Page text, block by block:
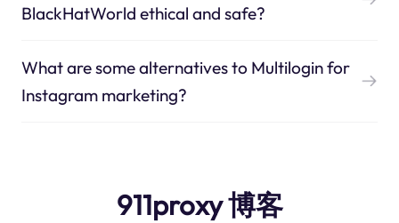
BlackHatWorld ethical and safe?
What are some alternatives to Multilogin for
Instagram marketing?
911proxy 博客